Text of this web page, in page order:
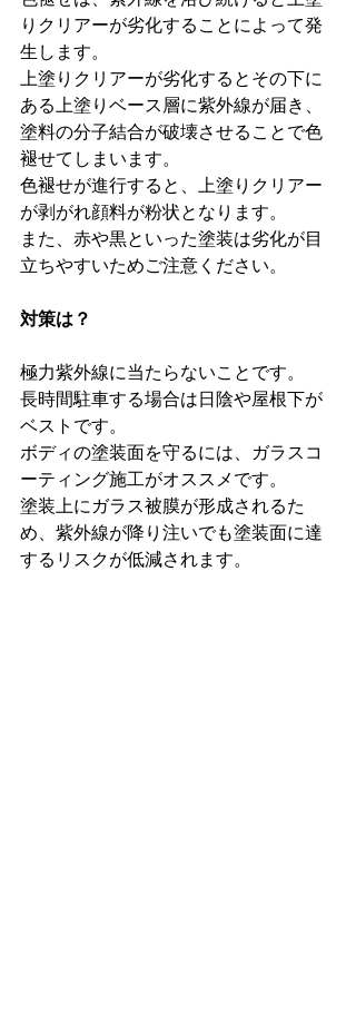
りクリアーが劣化することによって発
生します。
上塗りクリアーが劣化するとその下に
ある上塗りベース層に紫外線が届き、
塗料の分子結合が破壊させることで色
褪せてしまいます。
色褪せが進行すると、上塗りクリアー
が剥がれ顔料が粉状となります。
また、赤や黒といった塗装は劣化が目
立ちやすいためご注意ください。
対策は？
極力紫外線に当たらないことです。
長時間駐車する場合は日陰や屋根下が
ベストです。
ボディの塗装面を守るには、ガラスコ
ーティング施工がオススメです。
塗装上にガラス被膜が形成されるた
め、紫外線が降り注いでも塗装面に達
するリスクが低減されます。